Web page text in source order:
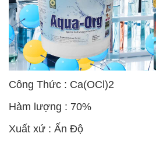
Công Thức : Ca(OCl)2
Hàm lượng : 70%
Xuất xứ : Ấn Độ